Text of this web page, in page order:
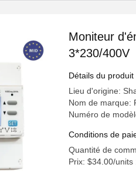
Moniteur
3*230/400V
Détails du produit
Lieu d'origine:
Nom de marque:
Numéro de
Conditions de
Quantité de
Prix: $34.00/